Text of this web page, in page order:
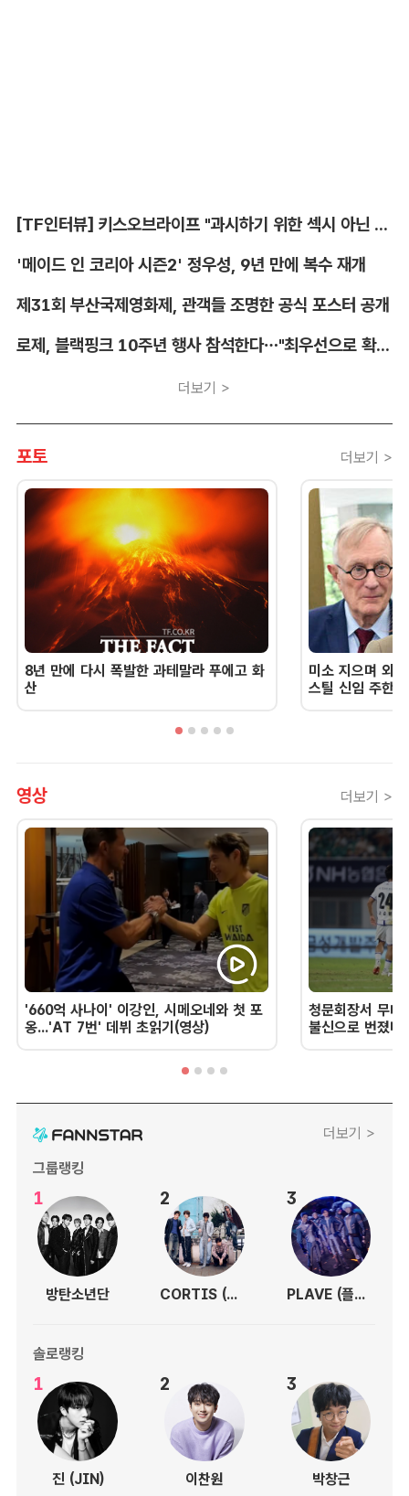
[TF인터뷰] 키스오브라이프 "과시하기 위한 섹시 아닌 당당함"
'메이드 인 코리아 시즌2' 정우성, 9년 만에 복수 재개
제31회 부산국제영화제, 관객들 조명한 공식 포스터 공개
로제, 블랙핑크 10주년 행사 참석한다…"최우선으로 확정"
더보기 >
포토 더보기 >
8년 만에 다시 폭발한 과테말라 푸에고 화
산
미소 지으며 외
스틸 신임 주한
영상 더보기 >
'660억 사나이' 이강인, 시메오네와 첫 포
옹...'AT 7번' 데뷔 초읽기(영상)
청문회장서 무너
불신으로 번졌
더보기 >
그룹랭킹
1
방탄소년단
2
CORTIS (코르티스)
3
PLAVE (플레이브)
솔로랭킹
1
진 (JIN)
2
이찬원
3
박창근